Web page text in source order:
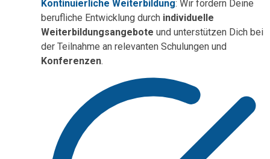
Kontinuierliche Weiterbildung: Wir fördern Deine
berufliche Entwicklung durch individuelle
Weiterbildungsangebote und unterstützen Dich bei
der Teilnahme an relevanten Schulungen und
Konferenzen.